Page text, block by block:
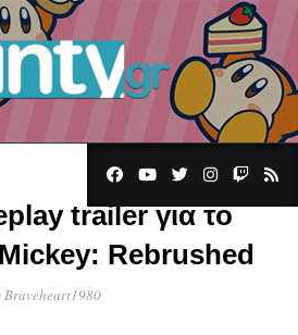
trailer για το
Rebrushed
Braveheart1980